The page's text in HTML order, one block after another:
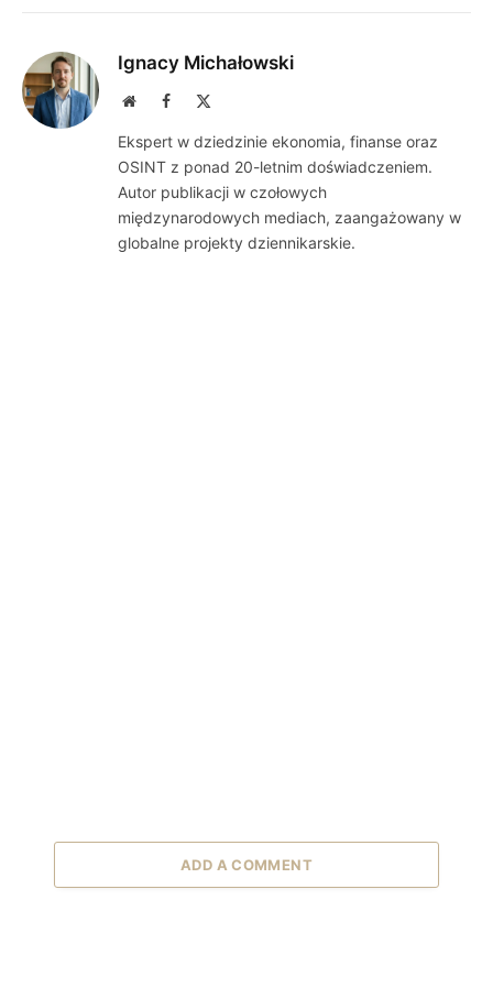
Ignacy Michałowski
WebsiteFacebook
Ekspert w dziedzinie ekonomia, finanse oraz
OSINT z ponad 20-letnim doświadczeniem.
Autor publikacji w czołowych
międzynarodowych mediach, zaangażowany w
globalne projekty dziennikarskie.
ADD A COMMENT